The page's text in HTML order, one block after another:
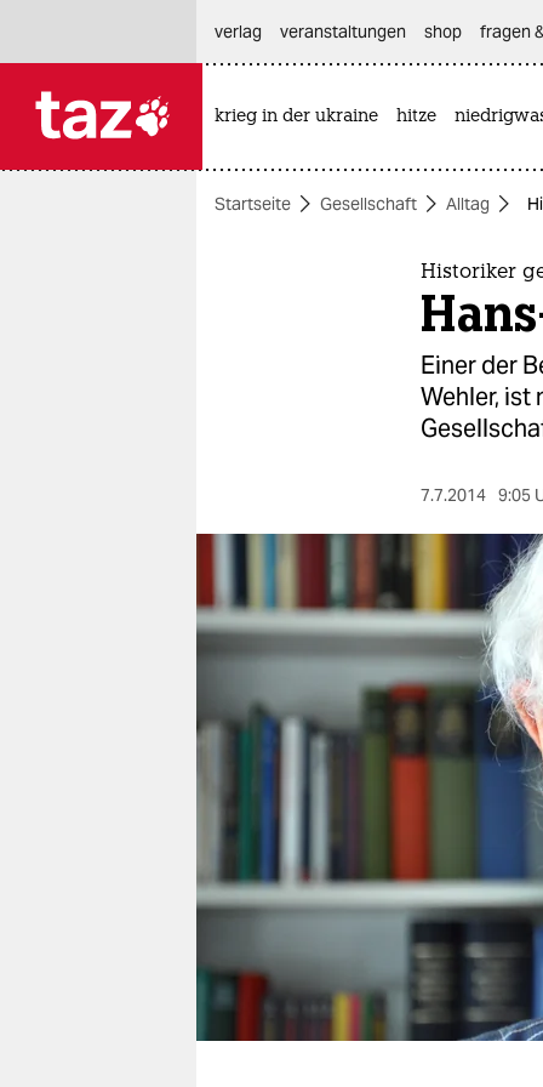
themen
nord
wahrheit
verlag
fragen & hilfe
genossenschaft
verlag
veranstaltungen shop fragen
krieg in der ukraine hitze
Startseite Gesellschaft Alltag
Historiker
Einer der
Wehler, ist
7.7.2014 9:05